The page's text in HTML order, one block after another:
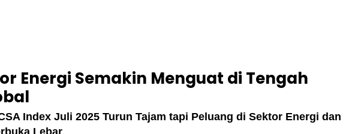
Energi Semakin Menguat di Tengah
Index Juli 2025 Turun Tajam tapi Peluang di Sektor Energi dan
Lebar